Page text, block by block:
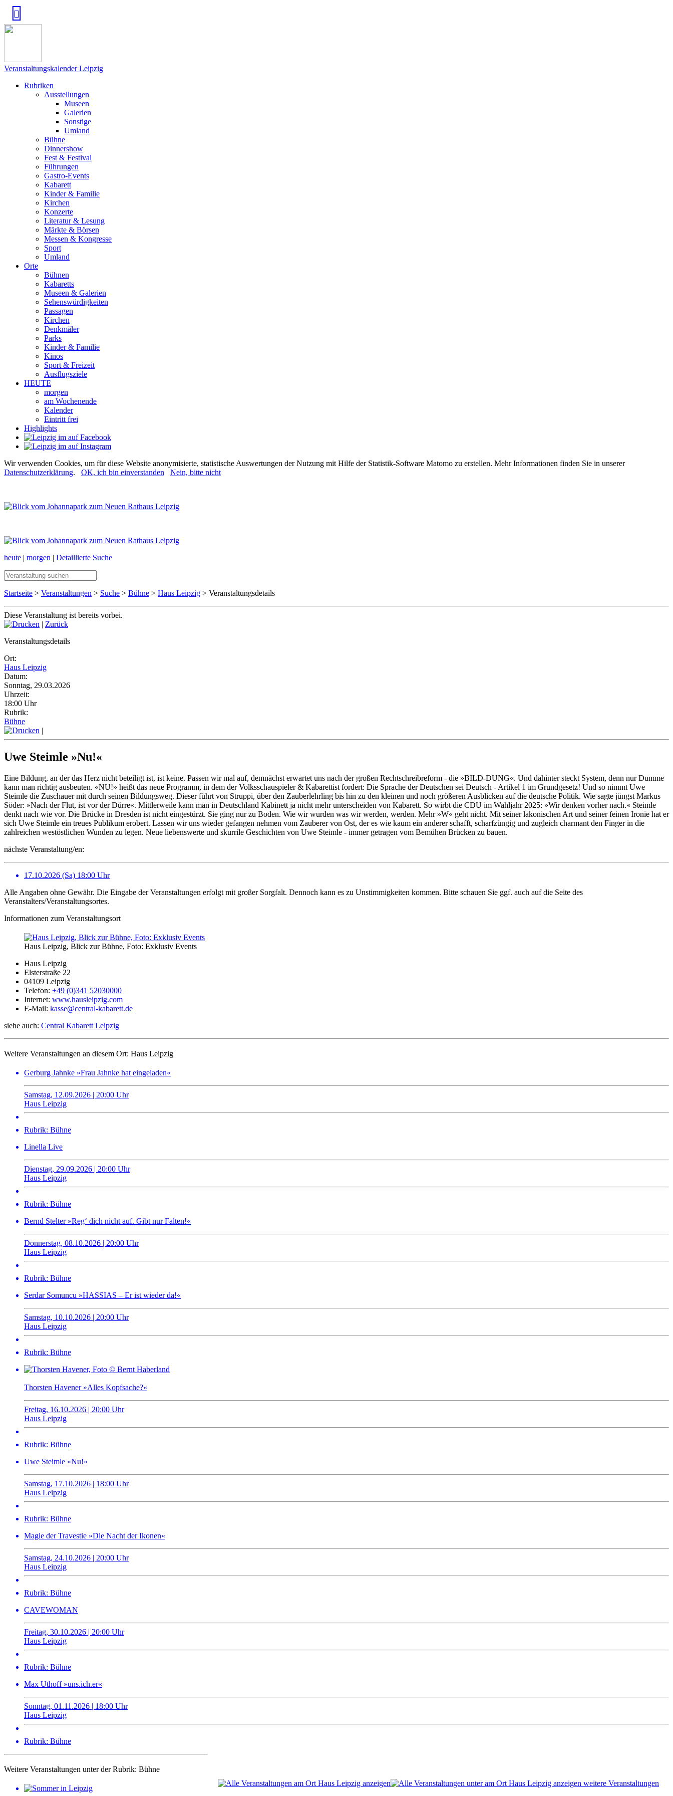
Veranstaltungskalender Leipzig
Rubriken
Ausstellungen
Museen
Galerien
Sonstige
Umland
Bühne
Dinnershow
Fest & Festival
Führungen
Gastro-Events
Kabarett
Kinder & Familie
Kirchen
Konzerte
Literatur & Lesung
Märkte & Börsen
Messen & Kongresse
Sport
Umland
Orte
Bühnen
Kabaretts
Museen & Galerien
Sehenswürdigkeiten
Passagen
Kirchen
Denkmäler
Parks
Kinder & Familie
Kinos
Sport & Freizeit
Ausflugsziele
HEUTE
morgen
am Wochenende
Kalender
Eintritt frei
Highlights
Wir verwenden Cookies, um für diese Website anonymisierte, statistische Auswertungen der Nutzung mit Hilfe der Statistik-Software Matomo zu erstellen. Mehr Informationen finden Sie in unserer
Datenschutzerklärung. OK, ich bin einverstanden Nein, bitte nicht
heute | morgen | Detaillierte Suche
Startseite > Veranstaltungen > Suche > Bühne > Haus Leipzig > Veranstaltungsdetails
Diese Veranstaltung ist bereits vorbei.
| Zurück
Veranstaltungsdetails
Ort:
Haus Leipzig
Datum:
Sonntag, 29.03.2026
Uhrzeit:
18:00 Uhr
Rubrik:
Bühne
|
Uwe Steimle »Nu!«
Eine Bildung, an der das Herz nicht beteiligt ist, ist keine. Passen wir mal auf, demnächst erwartet uns nach der großen Rechtschreibreform - die »BILD-DUNG«. Und dahinter steckt System, denn nur Dumme
kann man richtig ausbeuten. «NU!» heißt das neue Programm, in dem der Volksschauspieler & Kabarettist fordert: Die Sprache der Deutschen sei Deutsch - Artikel 1 im Grundgesetz! Und so nimmt Uwe
Steimle die Zuschauer mit durch seinen Bildungsweg. Dieser führt von Struppi, über den Zauberlehrling bis hin zu den kleinen und noch größeren Ausblicken auf die deutsche Politik. Wie sagte jüngst Markus
Söder: »Nach der Flut, ist vor der Dürre«. Mittlerweile kann man in Deutschland Kabinett ja nicht mehr unterscheiden von Kabarett. So wirbt die CDU im Wahljahr 2025: »Wir denken vorher nach.« Steimle
denkt nach wie vor. Die Brücke in Dresden ist nicht eingestürzt. Sie ging nur zu Boden. Wie wir wurden was wir werden, werden. Mehr »W« geht nicht. Mit seiner lakonischen Art und seiner feinen Ironie hat er
sich Uwe Steimle ein treues Publikum erobert. Lassen wir uns wieder gefangen nehmen vom Zauberer von Ost, der es wie kaum ein anderer schafft, scharfzüngig und zugleich charmant den Finger in die
zahlreichen westöstlichen Wunden zu legen. Neue liebenswerte und skurrile Geschichten von Uwe Steimle - immer getragen vom Bemühen Brücken zu bauen.
nächste Veranstaltung/en:
17.10.2026 (Sa) 18:00 Uhr
Alle Angaben ohne Gewähr. Die Eingabe der Veranstaltungen erfolgt mit großer Sorgfalt. Dennoch kann es zu Unstimmigkeiten kommen. Bitte schauen Sie ggf. auch auf die Seite des
Veranstalters/Veranstaltungsortes.
Informationen zum Veranstaltungsort
Haus Leipzig, Blick zur Bühne, Foto: Exklusiv Events
Haus Leipzig
Elsterstraße 22
04109 Leipzig
Telefon: +49 (0)341 52030000
Internet: www.hausleipzig.com
E-Mail: kasse@central-kabarett.de
siehe auch: Central Kabarett Leipzig
Weitere Veranstaltungen an diesem Ort: Haus Leipzig
Gerburg Jahnke »Frau Jahnke hat eingeladen«
Samstag, 12.09.2026 | 20:00 Uhr
Haus Leipzig
Rubrik: Bühne
Linella Live
Dienstag, 29.09.2026 | 20:00 Uhr
Haus Leipzig
Rubrik: Bühne
Bernd Stelter »Reg‘ dich nicht auf. Gibt nur Falten!«
Donnerstag, 08.10.2026 | 20:00 Uhr
Haus Leipzig
Rubrik: Bühne
Serdar Somuncu »HASSIAS – Er ist wieder da!«
Samstag, 10.10.2026 | 20:00 Uhr
Haus Leipzig
Rubrik: Bühne
Thorsten Havener »Alles Kopfsache?«
Freitag, 16.10.2026 | 20:00 Uhr
Haus Leipzig
Rubrik: Bühne
Uwe Steimle »Nu!«
Samstag, 17.10.2026 | 18:00 Uhr
Haus Leipzig
Rubrik: Bühne
Magie der Travestie »Die Nacht der Ikonen«
Samstag, 24.10.2026 | 20:00 Uhr
Haus Leipzig
Rubrik: Bühne
CAVEWOMAN
Freitag, 30.10.2026 | 20:00 Uhr
Haus Leipzig
Rubrik: Bühne
Max Uthoff »uns.ich.er«
Sonntag, 01.11.2026 | 18:00 Uhr
Haus Leipzig
Rubrik: Bühne
weitere Veranstaltungen
Weitere Veranstaltungen unter der Rubrik: Bühne